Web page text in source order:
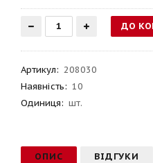
Артикул: 208030
Наявність: 10
Одиниця: шт.
ОПИС ВІДГУКИ